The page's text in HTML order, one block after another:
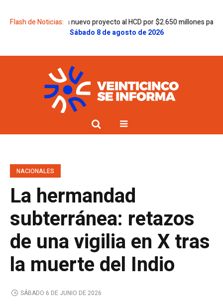
Flash de Noticias:
envió un nuevo proyecto al HCD por $2.650 millones para la
Sábado 8 de agosto de 2026
NACIONALES
La hermandad
subterránea: retazos
de una vigilia en X tras
la muerte del Indio
SÁBADO 6 DE JUNIO DE 2026